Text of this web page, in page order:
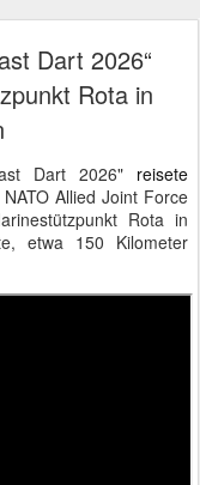
Dart 2026“
Rota in
Dart 2026" reisete
Allied Joint Force
Rota in
etwa 150 Kilometer